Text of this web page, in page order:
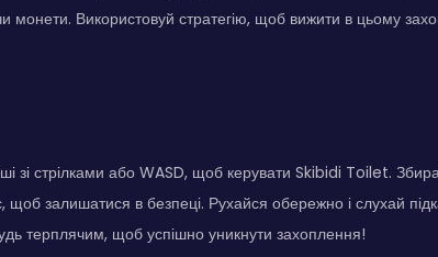
монети. Використовуй стратегію, щоб вижити в цьому
зі стрілками або WASD, щоб керувати Skibidi Toilet.
щоб залишатися в безпеці. Рухайся обережно і слухай
терплячим, щоб успішно уникнути захоплення!